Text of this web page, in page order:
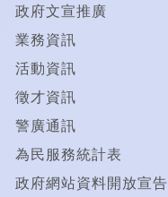
政府文宣推廣
業務資訊
活動資訊
徵才資訊
警廣通訊
為民服務統計表
政府網站資料開放宣告